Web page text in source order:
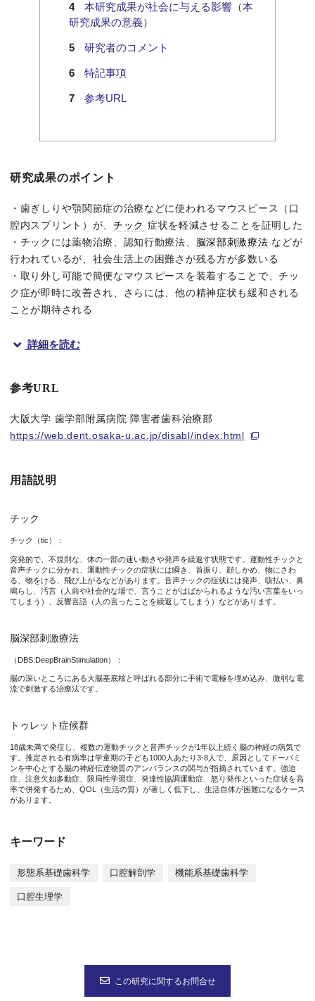
本研究成果が社会に与える影響（本
研究成果の意義）
研究者のコメント
特記事項
参考URL
研究成果のポイント
・歯ぎしりや顎関節症の治療などに使われるマウスピース（口
腔内スプリント）が、 チック 症状を軽減させることを証明した
・チックには薬物治療、認知行動療法、 脳深部刺激療法 などが
行われているが、社会生活上の困難さが残る方が多数いる
・取り外し可能で簡便なマウスピースを装着することで、チッ
ク症が即時に改善され、さらには、他の精神症状も緩和される
ことが期待される
大阪大学の村上旬平講師（歯学部附属病院障害者歯科治療部)、
これまで、トゥレット症候群のチック治療には薬物療法、認知
本研究成果は国際パーキンソン病・運動障害疾患学会誌「
図1 マウスピースでチック症状が軽減する
研究の背景・内容
研究グループは、22名の患者でマウスピースを装着したときの
本研究成果が社会に与える影響（本研究成果の意義）
本研究成果は国際パーキンソン病・運動障害疾患学会誌「
詳細を読む
参考URL
大阪大学 歯学部附属病院 障害者歯科治療部
https://web.dent.osaka-u.ac.jp/disabl/index.html
用語説明
チック
チック（tic）：
突発的で、不規則な、体の一部の速い動きや発声を繰返す状態です。運動性チックと
音声チックに分かれ、運動性チックの症状には瞬き、首振り、顔しかめ、物にさわ
る、物をける、飛び上がるなどがあります。音声チックの症状には発声、咳払い、鼻
鳴らし、汚言（人前や社会的な場で、言うことがはばかられるような汚い言葉をいっ
てしまう）、反響言語（人の言ったことを繰返してしまう）などがあります。
脳深部刺激療法
（DBS:DeepBrainStimulation）：
脳の深いところにある大脳基底核と呼ばれる部分に手術で電極を埋め込み、微弱な電
流で刺激する治療法です。
トゥレット症候群
18歳未満で発症し、複数の運動チックと音声チックが1年以上続く脳の神経の病気で
す。推定される有病率は学童期の子ども1000人あたり3-8人で、原因としてドーパミ
ンを中心とする脳の神経伝達物質のアンバランスの関与が指摘されています。強迫
症、注意欠如多動症、限局性学習症、発達性協調運動症、怒り発作といった症状を高
率で併発するため、QOL（生活の質）が著しく低下し、生活自体が困難になるケース
があります。
キーワード
形態系基礎歯科学 口腔解剖学 機能系基礎歯科学
口腔生理学
この研究に関するお問合せ